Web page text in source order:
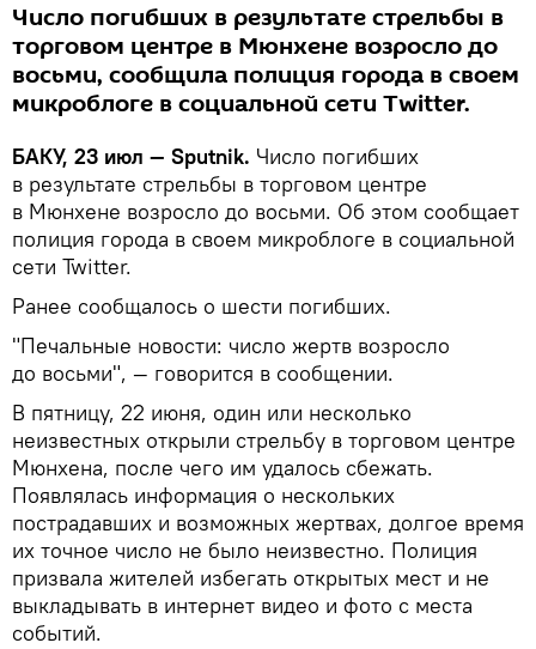
Число погибших в результате стрельбы в
торговом центре в Мюнхене возросло до
восьми, сообщила полиция города в своем
микроблоге в социальной сети Twitter.
БАКУ, 23 июл — Sputnik. Число погибших
в результате стрельбы в торговом центре
в Мюнхене возросло до восьми. Об этом сообщает
полиция города в своем микроблоге в социальной
сети Twitter.
Ранее сообщалось о шести погибших.
"Печальные новости: число жертв возросло
до восьми", — говорится в сообщении.
В пятницу, 22 июня, один или несколько
неизвестных открыли стрельбу в торговом центре
Мюнхена, после чего им удалось сбежать.
Появлялась информация о нескольких
пострадавших и возможных жертвах, долгое время
их точное число не было неизвестно. Полиция
призвала жителей избегать открытых мест и не
выкладывать в интернет видео и фото с места
событий.